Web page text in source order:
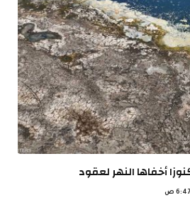
أخفاها النهر لعقود